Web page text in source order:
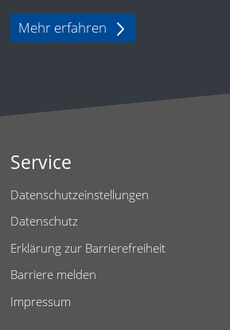
Mehr erfahren
Service
Datenschutzeinstellungen
Datenschutz
Erklärung zur Barrierefreiheit
Barriere melden
Impressum